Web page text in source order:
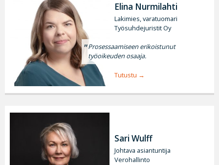
Elina Nurmilahti
Lakimies, varatuomari
Työsuhdejuristit Oy
Prosessaamiseen erikoistunut
työoikeuden osaaja.
Tutustu
Sari Wulff
Johtava asiantuntija
Verohallinto